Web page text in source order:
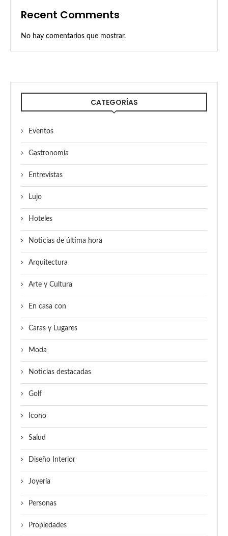
Recent Comments
No hay comentarios que mostrar.
CATEGORÍAS
Eventos
Gastronomía
Entrevistas
Lujo
Hoteles
Noticias de última hora
Arquitectura
Arte y Cultura
En casa con
Caras y Lugares
Moda
Noticias destacadas
Golf
Icono
Salud
Diseño Interior
Joyería
Personas
Propiedades